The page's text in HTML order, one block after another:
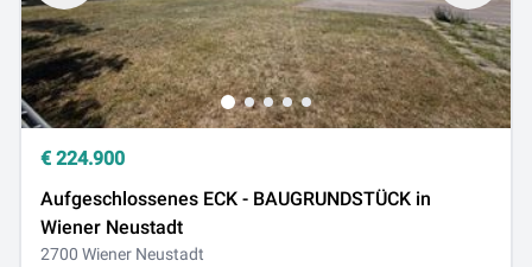
€ 224.900
Aufgeschlossenes ECK - BAUGRUNDSTÜCK in
Wiener Neustadt
2700 Wiener Neustadt